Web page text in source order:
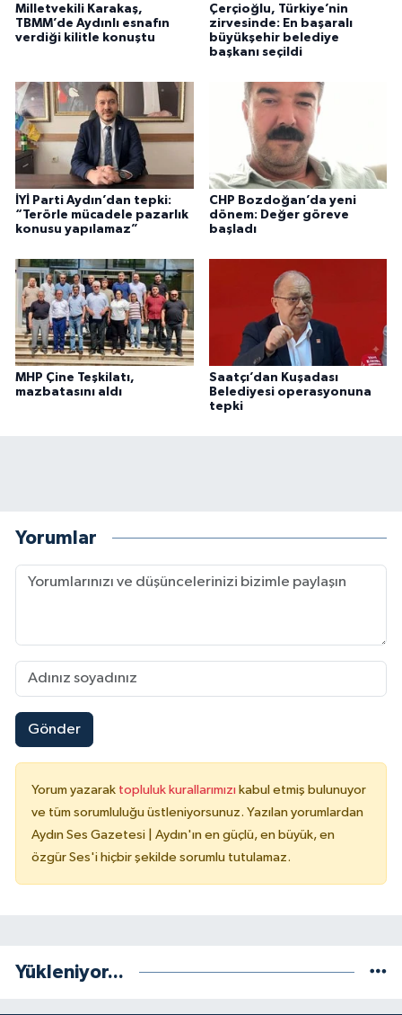
Milletvekili Karakaş,
TBMM’de Aydınlı esnafın
verdiği kilitle konuştu
Çerçioğlu, Türkiye’nin
zirvesinde: En başaralı
büyükşehir belediye
başkanı seçildi
İYİ Parti Aydın’dan tepki:
“Terörle mücadele pazarlık
konusu yapılamaz”
CHP Bozdoğan’da yeni
dönem: Değer göreve
başladı
MHP Çine Teşkilatı,
mazbatasını aldı
Saatçı’dan Kuşadası
Belediyesi operasyonuna
tepki
Yorumlar
Gönder
Yorum yazarak topluluk kurallarımızı kabul etmiş bulunuyor
ve tüm sorumluluğu üstleniyorsunuz. Yazılan yorumlardan
Aydın Ses Gazetesi | Aydın'ın en güçlü, en büyük, en
özgür Ses'i hiçbir şekilde sorumlu tutulamaz.
Yükleniyor...